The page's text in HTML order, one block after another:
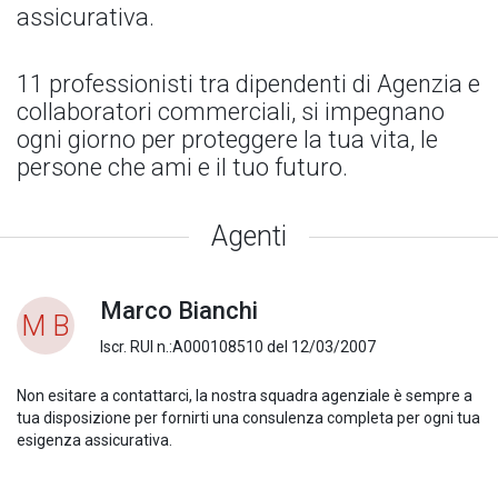
assicurativa.
11 professionisti tra dipendenti di Agenzia e
collaboratori commerciali, si impegnano
ogni giorno per proteggere la tua vita, le
persone che ami e il tuo futuro.
Agenti
M B Marco Bianchi
Iscr. RUI n.:A000108510 del 12/03/2007
Non esitare a contattarci, la nostra squadra agenziale è sempre a
tua disposizione per fornirti una consulenza completa per ogni tua
esigenza assicurativa.